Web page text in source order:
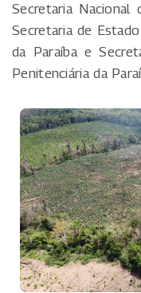
Secretaria Nacional
Secretaria de
da Paraíba e
Penitenciária da